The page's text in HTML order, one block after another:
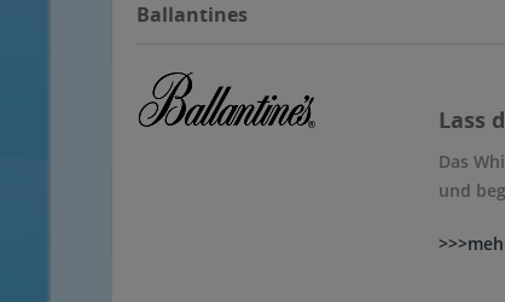
Ballantines
Lass
Das
und